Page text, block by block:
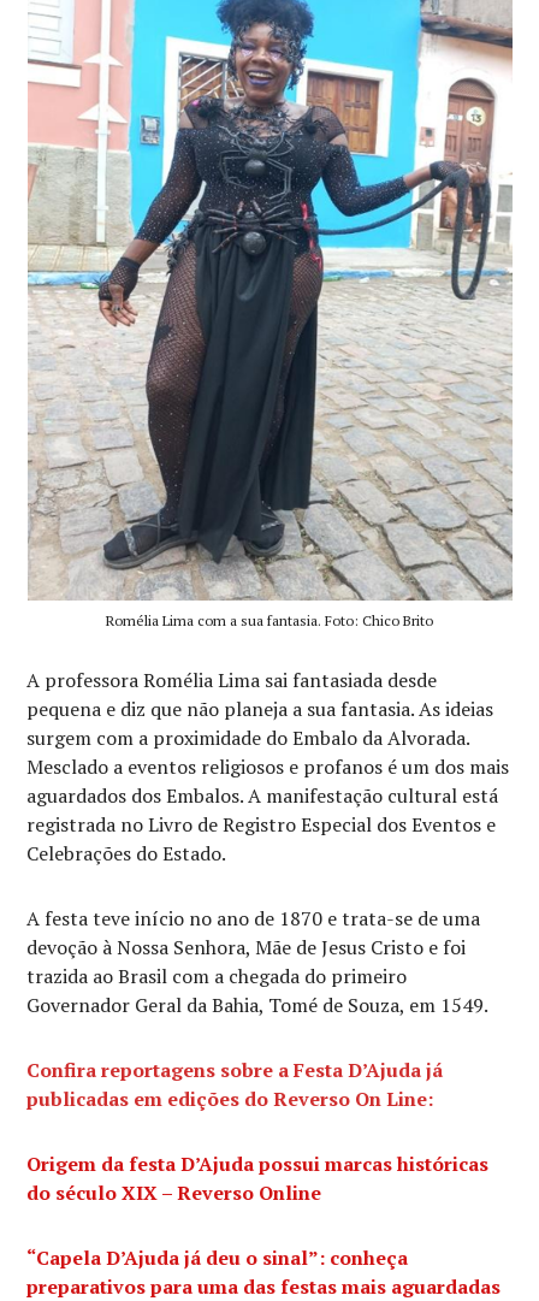
Romélia Lima com a sua fantasia. Foto: Chico Brito
A professora Romélia Lima sai fantasiada desde
pequena e diz que não planeja a sua fantasia. As ideias
surgem com a proximidade do Embalo da Alvorada.
Mesclado a eventos religiosos e profanos é um dos mais
aguardados dos Embalos. A manifestação cultural está
registrada no Livro de Registro Especial dos Eventos e
Celebrações do Estado.
A festa teve início no ano de 1870 e trata-se de uma
devoção à Nossa Senhora, Mãe de Jesus Cristo e foi
trazida ao Brasil com a chegada do primeiro
Governador Geral da Bahia, Tomé de Souza, em 1549.
Confira reportagens sobre a Festa D’Ajuda já
publicadas em edições do Reverso On Line:
Origem da festa D’Ajuda possui marcas históricas
do século XIX – Reverso Online
“Capela D’Ajuda já deu o sinal”: conheça
preparativos para uma das festas mais aguardadas